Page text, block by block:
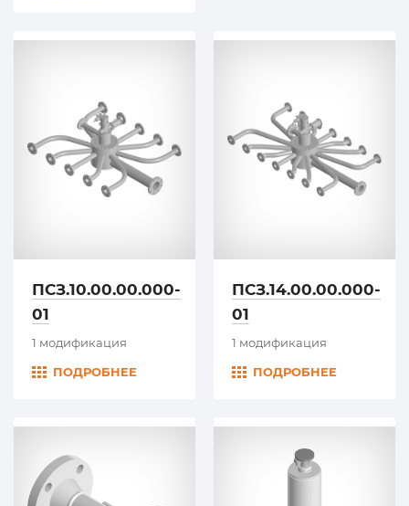
ПСЗ.10.00.00.000-
01
1 модификация
ПОДРОБНЕЕ
ПСЗ.14.00.00.000-
01
1 модификация
ПОДРОБНЕЕ